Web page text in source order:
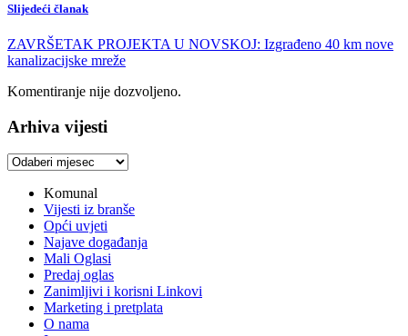
Slijedeći članak
ZAVRŠETAK PROJEKTA U NOVSKOJ: Izgrađeno 40 km nove
kanalizacijske mreže
Komentiranje nije dozvoljeno.
Arhiva vijesti
Arhiva
Komunal
Vijesti iz branše
Opći uvjeti
Najave događanja
Mali Oglasi
Predaj oglas
Zanimljivi i korisni Linkovi
Marketing i pretplata
O nama